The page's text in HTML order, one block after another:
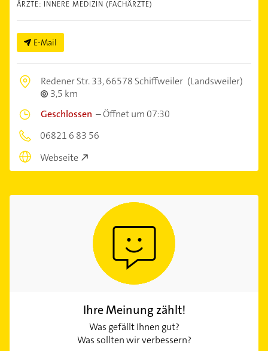
ÄRZTE: INNERE MEDIZIN (FACHÄRZTE)
E-Mail
Redener Str. 33,66578 Schiffweiler (Landsweiler)
3,5 km
Geschlossen –Öffnet um 07:30
06821 6 83 56
Webseite
Ihre Meinung zählt!
Was gefällt Ihnen gut?
Was sollten wir verbessern?